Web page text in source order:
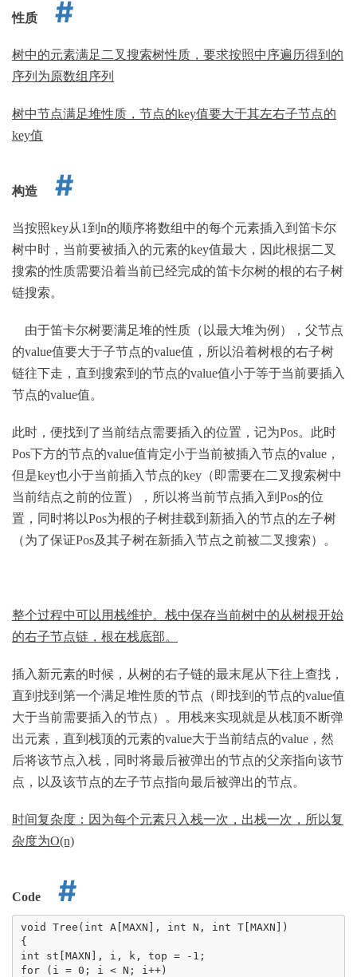
性质
树中的元素满足二叉搜索树性质，要求按照中序遍历得到的
序列为原数组序列
树中节点满足堆性质，节点的key值要大于其左右子节点的
key值
构造
当按照key从1到n的顺序将数组中的每个元素插入到笛卡尔
树中时，当前要被插入的元素的key值最大，因此根据二叉
搜索的性质需要沿着当前已经完成的笛卡尔树的根的右子树
链搜索。
由于笛卡尔树要满足堆的性质（以最大堆为例），父节点
的value值要大于子节点的value值，所以沿着树根的右子树
链往下走，直到搜索到的节点的value值小于等于当前要插入
节点的value值。
此时，便找到了当前结点需要插入的位置，记为Pos。此时
Pos下方的节点的value值肯定小于当前被插入节点的value，
但是key也小于当前插入节点的key（即需要在二叉搜索树中
当前结点之前的位置），所以将当前节点插入到Pos的位
置，同时将以Pos为根的子树挂载到新插入的节点的左子树
（为了保证Pos及其子树在新插入节点之前被二叉搜索）。
整个过程中可以用栈维护。栈中保存当前树中的从树根开始
的右子节点链，根在栈底部。
插入新元素的时候，从树的右子链的最末尾从下往上查找，
直到找到第一个满足堆性质的节点（即找到的节点的value值
大于当前需要插入的节点）。用栈来实现就是从栈顶不断弹
出元素，直到栈顶的元素的value大于当前结点的value，然
后将该节点入栈，同时将最后被弹出的节点的父亲指向该节
点，以及该节点的左子节点指向最后被弹出的节点。
时间复杂度：因为每个元素只入栈一次，出栈一次，所以复
杂度为O(n)
Code
void Tree(int A[MAXN], int N, int T[MAXN])
{
int st[MAXN], i, k, top = -1;
for (i = 0; i < N; i++)